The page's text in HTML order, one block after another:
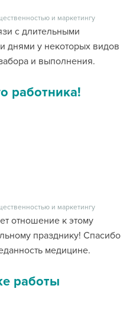
и маркетингу
с длительными
днями у некоторых видов
и выполнения.
работника!
и маркетингу
отношение к этому
празднику! Спасибо
медицине.
работы